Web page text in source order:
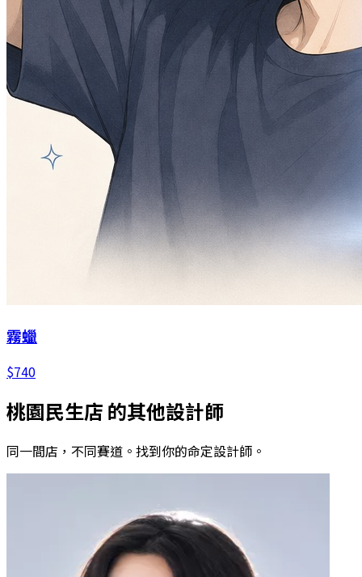
霧蠟
$740
桃園民生店 的其他設計師
同一間店，不同賽道。找到你的命定設計師。